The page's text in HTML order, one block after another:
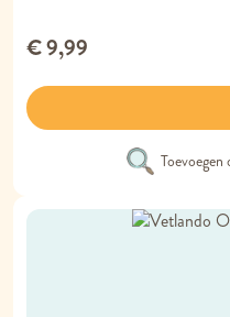
€ 9,99